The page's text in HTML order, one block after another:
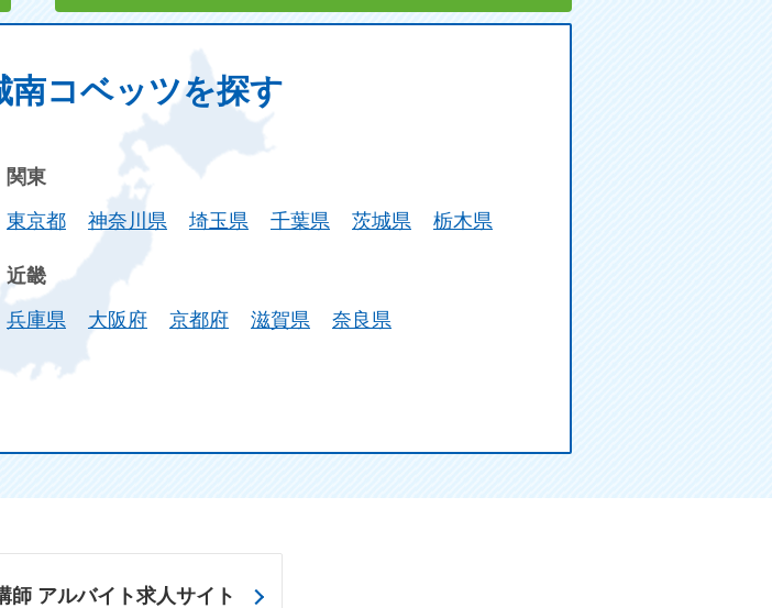
南コベッツを探す
関東
東京都
神奈川県 埼玉県 千葉県 茨城県 栃木県
近畿
兵庫県
大阪府 京都府 滋賀県 奈良県
師 アルバイト求人サイト